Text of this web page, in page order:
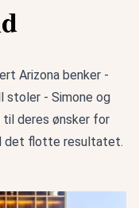
Arizona benker -
stoler - Simone og
til deres ønsker for
det flotte resultatet.